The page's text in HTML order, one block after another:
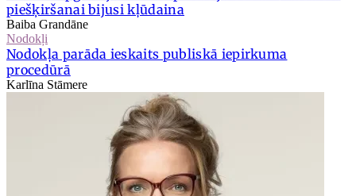
piešķiršanai bijusi kļūdaina
Baiba Grandāne
Nodokļi
Nodokļa parāda ieskaits publiskā iepirkuma
procedūrā
Karlīna Stāmere